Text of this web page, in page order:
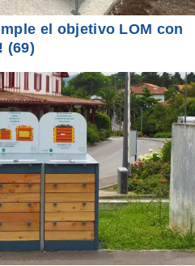
el objetivo LOM con
(69)